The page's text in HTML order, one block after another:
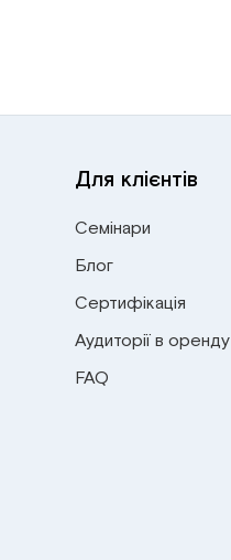
Для клієнтів
Семінари
Блог
Сертифікація
Аудиторії в оренду
FAQ